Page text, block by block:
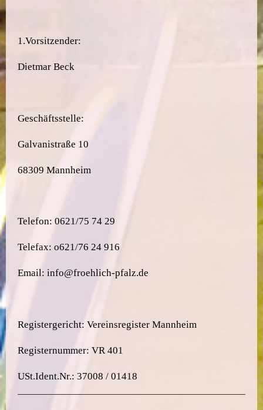
1.Vorsitzender:
Dietmar Beck
Geschäftsstelle:
Galvanistraße 10
68309 Mannheim
Telefon: 0621/75 74 29
Telefax: o621/76 24 916
Email: info@froehlich-pfalz.de
Registergericht: Vereinsregister Mannheim
Registernummer: VR 401
USt.Ident.Nr.: 37008 / 01418